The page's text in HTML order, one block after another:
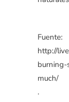
Fuente:
http://
much/
.